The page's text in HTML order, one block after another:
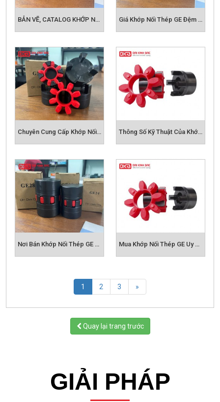
BẢN VẼ, CATALOG KHỚP NỐI THÉP GE Giá Khớp Nối Thép GE Đệm Cao Su Giảm Chấn
1 (current)
2 3 »
Quay lại trang trước
GIẢI PHÁP